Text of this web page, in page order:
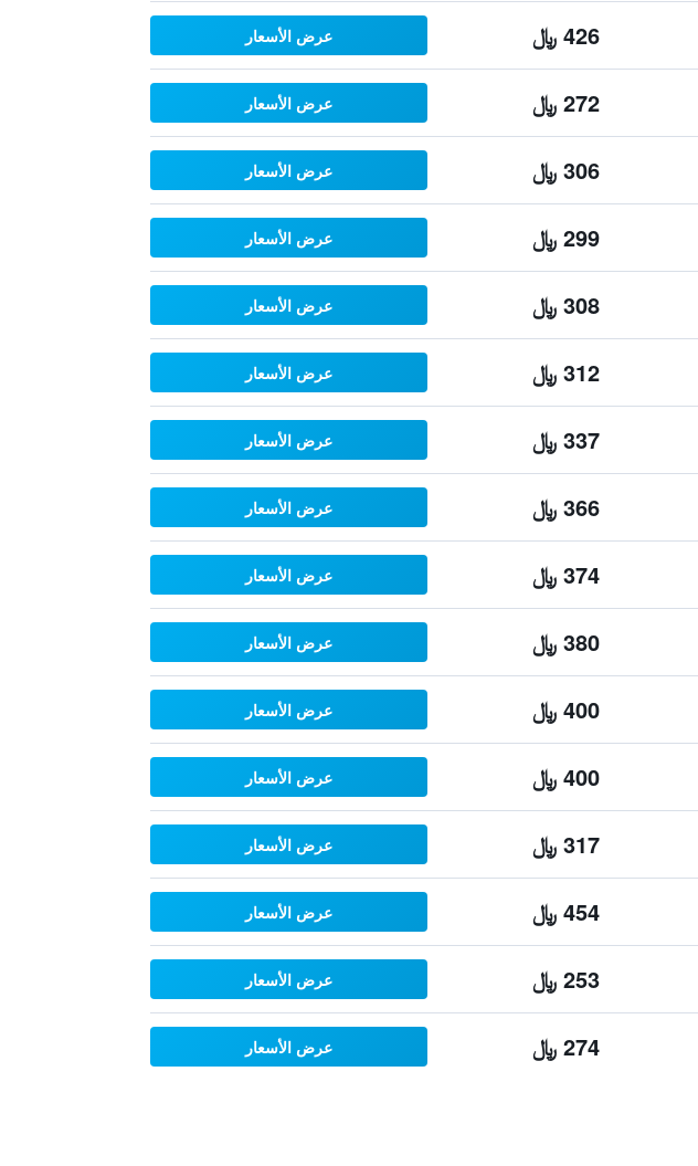
426 ﷼ عرض الأسعار
272 ﷼ عرض الأسعار
306 ﷼ عرض الأسعار
299 ﷼ عرض الأسعار
308 ﷼ عرض الأسعار
312 ﷼ عرض الأسعار
337 ﷼ عرض الأسعار
366 ﷼ عرض الأسعار
374 ﷼ عرض الأسعار
380 ﷼ عرض الأسعار
400 ﷼ عرض الأسعار
400 ﷼ عرض الأسعار
317 ﷼ عرض الأسعار
454 ﷼ عرض الأسعار
253 ﷼ عرض الأسعار
274 ﷼ عرض الأسعار